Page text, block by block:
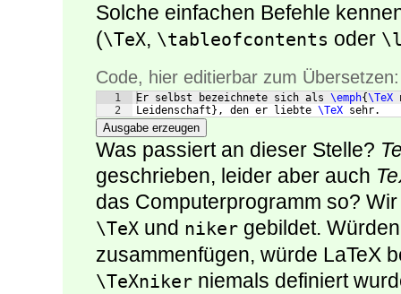
Solche einfachen Befehle
(\TeX, \tableofcontents oder
Code, hier editierbar zum Übersetzen:
1
2
Er selbst bezeichnete sich als \emph{\TeX
Leidenschaft } , den er liebte \TeX sehr.
Ausgabe erzeugen
Was passiert an dieser Stelle?
geschrieben, leider aber auch
das Computerprogramm so?
\TeX und niker gebildet.
zusammenfügen, würde LaTeX
\TeXniker niemals definiert